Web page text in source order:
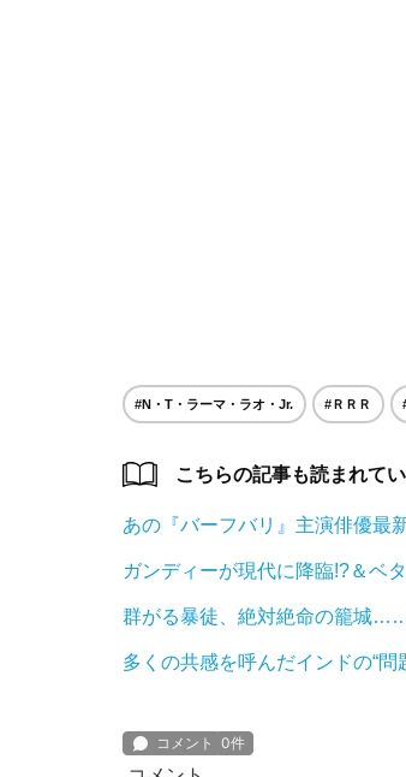
#N・T・ラーマ・ラオ・Jr. #ＲＲＲ
こちらの記事も読まれて
あの『バーフバリ』主演俳優最
ガンディーが現代に降臨!?＆ベ
群がる暴徒、絶対絶命の籠城
多くの共感を呼んだインドの“問